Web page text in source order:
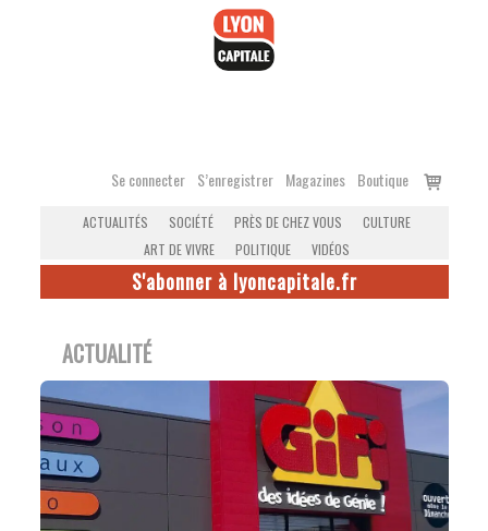
Se connecter S’enregistrer Magazines Boutique
Voir
ACTUALITÉS SOCIÉTÉ PRÈS DE CHEZ VOUS
CULTURE
ART DE VIVRE
POLITIQUE VIDÉOS
S'abonner à lyoncapitale.fr
ACTUALITÉ